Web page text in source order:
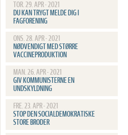
TOR. 29. APR - 2021
DU KAN TRYGT MELDE DIG I
FAGFORENING
ONS. 28. APR - 2021
NØDVENDIGT MED STØRRE
VACCINEPRODUKTION
MAN. 26. APR - 2021
GIV KOMMUNISTERNE EN
UNDSKYLDNING
FRE. 23. APR - 2021
STOP DEN SOCIALDEMOKRATISKE
STORE BRODER